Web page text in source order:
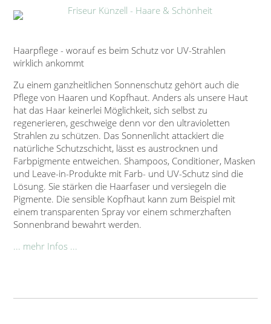
Haarpflege - worauf es beim Schutz vor UV-Strahlen
wirklich ankommt
Zu einem ganzheitlichen Sonnenschutz gehört auch die
Pflege von Haaren und Kopfhaut. Anders als unsere Haut
hat das Haar keinerlei Möglichkeit, sich selbst zu
regenerieren, geschweige denn vor den ultravioletten
Strahlen zu schützen. Das Sonnenlicht attackiert die
natürliche Schutzschicht, lässt es austrocknen und
Farbpigmente entweichen. Shampoos, Conditioner, Masken
und Leave-in-Produkte mit Farb- und UV-Schutz sind die
Lösung. Sie stärken die Haarfaser und versiegeln die
Pigmente. Die sensible Kopfhaut kann zum Beispiel mit
einem transparenten Spray vor einem schmerzhaften
Sonnenbrand bewahrt werden.
... mehr Infos ...